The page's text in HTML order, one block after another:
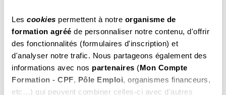
Les cookies permettent à notre organisme de
formation agréé de personnaliser notre contenu, d'offrir
des fonctionnalités (formulaires d'inscription) et
d'analyser notre trafic. Nous partageons également des
informations avec nos partenaires (Mon Compte
Formation - CPF, Pôle Emploi, organismes financeurs,
etc…) qui peuvent combiner celles-ci avec d'autres
Auxerre
Il reste des places
Choisir
du 07 au 09 Septembre 2026
Beaune
Il reste des places
459 .00
€ Net
Choisir